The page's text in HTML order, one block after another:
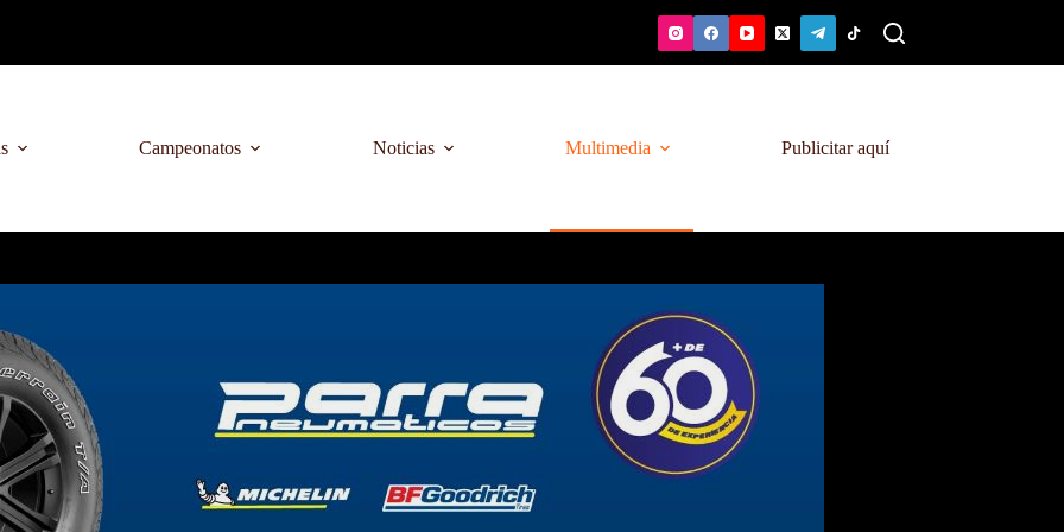
Campeonatos Noticias Multimedia Publicitar aquí